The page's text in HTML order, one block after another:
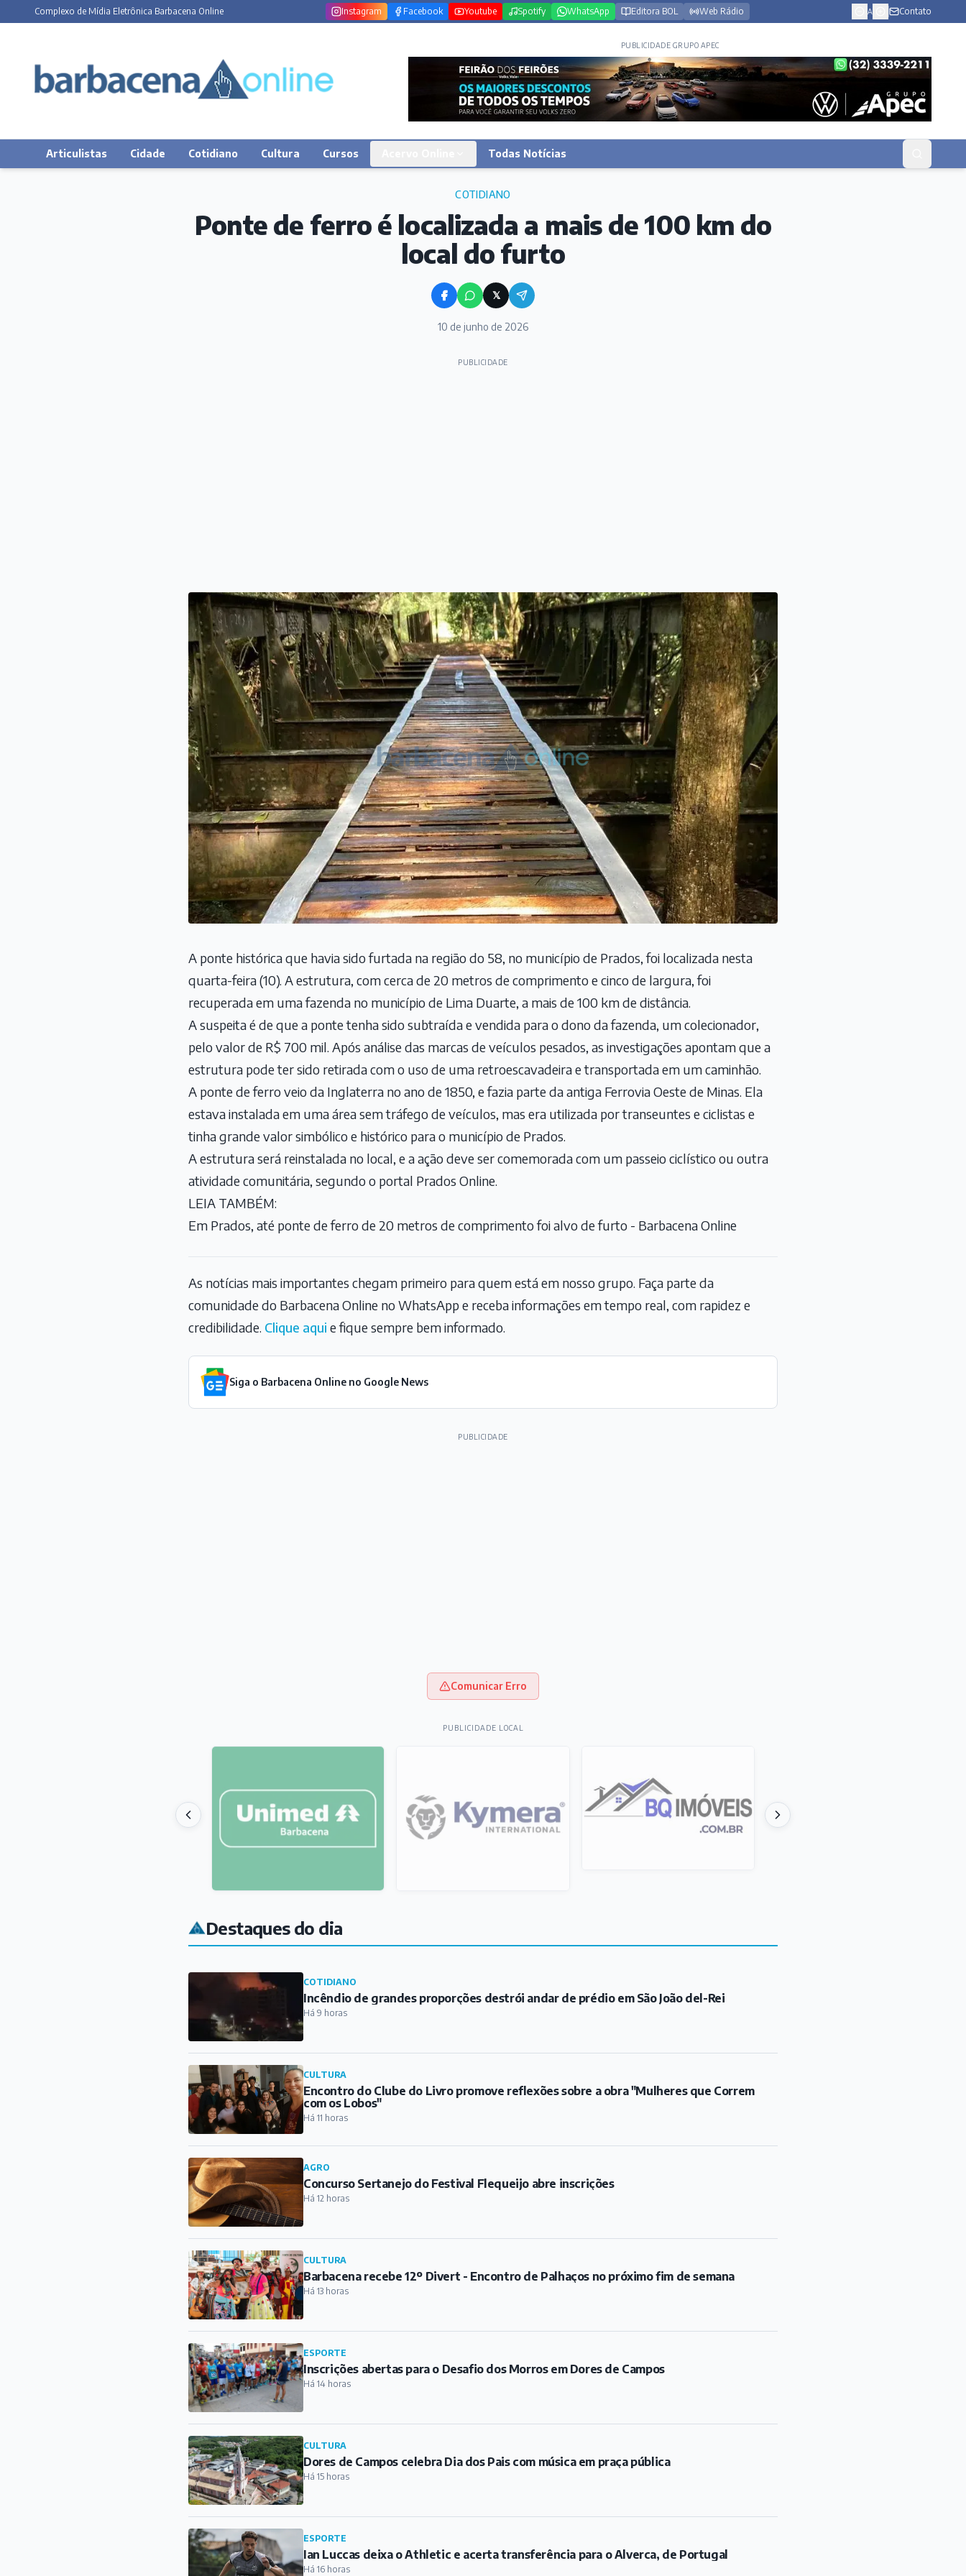
Complexo de Mídia Eletrônica Barbacena Online Instagram Facebook Youtube Spotify WhatsApp Editora BOL Web Rádio A Contato
PUBLICIDADE GRUPO APEC
Articulistas Cidade Cotidiano Cultura Cursos Todas Notícias
COTIDIANO
Ponte de ferro é localizada a mais de 100 km do
local do furto
𝕏
10 de junho de 2026
PUBLICIDADE
A ponte histórica que havia sido furtada na região do 58, no município de Prados, foi localizada nesta
quarta-feira (10). A estrutura, com cerca de 20 metros de comprimento e cinco de largura, foi
recuperada em uma fazenda no município de Lima Duarte, a mais de 100 km de distância.
A suspeita é de que a ponte tenha sido subtraída e vendida para o dono da fazenda, um colecionador,
pelo valor de R$ 700 mil. Após análise das marcas de veículos pesados, as investigações apontam que a
estrutura pode ter sido retirada com o uso de uma retroescavadeira e transportada em um caminhão.
A ponte de ferro veio da Inglaterra no ano de 1850, e fazia parte da antiga Ferrovia Oeste de Minas. Ela
estava instalada em uma área sem tráfego de veículos, mas era utilizada por transeuntes e ciclistas e
tinha grande valor simbólico e histórico para o município de Prados.
A estrutura será reinstalada no local, e a ação deve ser comemorada com um passeio ciclístico ou outra
atividade comunitária, segundo o portal Prados Online.
LEIA TAMBÉM:
Em Prados, até ponte de ferro de 20 metros de comprimento foi alvo de furto - Barbacena Online
As notícias mais importantes chegam primeiro para quem está em nosso grupo. Faça parte da
comunidade do Barbacena Online no WhatsApp e receba informações em tempo real, com rapidez e
credibilidade. Clique aqui e fique sempre bem informado.
Siga o Barbacena Online no Google News
PUBLICIDADE
Comunicar Erro
PUBLICIDADE LOCAL
Destaques do dia
COTIDIANO
Incêndio de grandes proporções destrói andar de prédio em São João del-Rei
Há 9 horas
CULTURA
Encontro do Clube do Livro promove reflexões sobre a obra "Mulheres que Correm
com os Lobos"
Há 11 horas
AGRO
Concurso Sertanejo do Festival Flequeijo abre inscrições
Há 12 horas
CULTURA
Barbacena recebe 12º Divert - Encontro de Palhaços no próximo fim de semana
Há 13 horas
ESPORTE
Inscrições abertas para o Desafio dos Morros em Dores de Campos
Há 14 horas
CULTURA
Dores de Campos celebra Dia dos Pais com música em praça pública
Há 15 horas
ESPORTE
Ian Luccas deixa o Athletic e acerta transferência para o Alverca, de Portugal
Há 16 horas